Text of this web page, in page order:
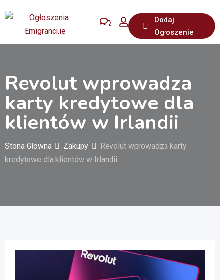
do
Dodaj
Ogłoszenie
Revolut wprowadza
karty kredytowe dla
klientów w Irlandii
Stona Głowna Zakupy
Revolut wprowadza karty
kredytowe dla klientów w Irlandii